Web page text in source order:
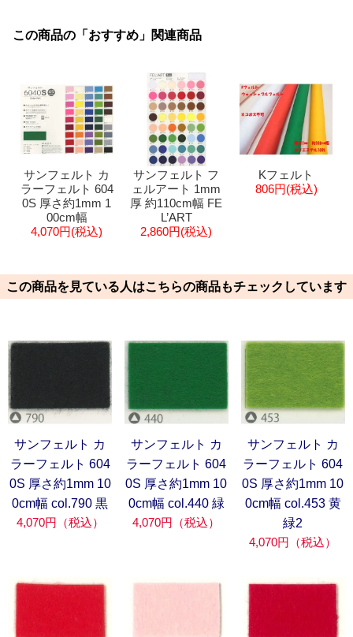
この商品の「おすすめ」関連商品
サンフェルト カ
ラーフェルト 604
0S 厚さ約1mm 1
00cm幅
4,070円(税込)
サンフェルト フ
ェルアート 1mm
厚 約110cm幅 FE
L’ART
2,860円(税込)
Kフェルト
806円(税込)
この商品を見ている人はこちらの商品もチェックしています
サンフェルト カ
ラーフェルト 604
0S 厚さ約1mm 10
0cm幅 col.790 黒
4,070円（税込）
サンフェルト カ
ラーフェルト 604
0S 厚さ約1mm 10
0cm幅 col.440 緑
4,070円（税込）
サンフェルト カ
ラーフェルト 604
0S 厚さ約1mm 10
0cm幅 col.453 黄
緑2
4,070円（税込）